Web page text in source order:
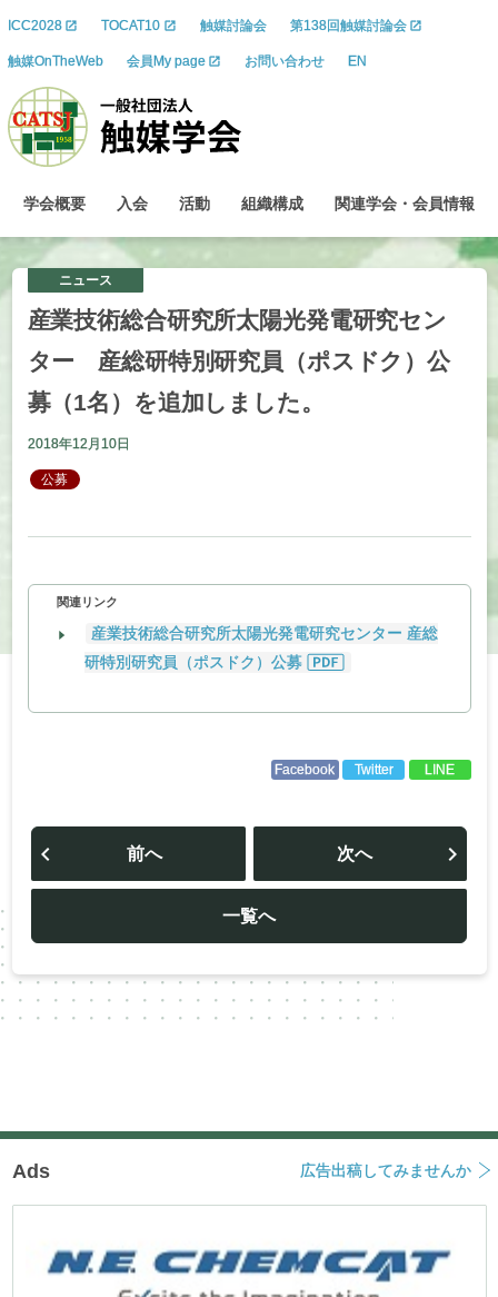
ICC2028 TOCAT10 触媒討論会 第138回触媒討論会
触媒OnTheWeb 会員My page お問い合わせ EN
学会概要 入会 活動 組織構成 関連学会 ・ 会員情報
ニュース
産業技術総合研究所太陽光発電研究セン
ター
産総研特別研究員 （ポスドク）公
募（1名）を追加しました。
2018年12月10日
公募
関連リンク
産業技術総合研究所太陽光発電研究センター 産総
研特別研究員（ポスドク）公募
Facebook Twitter LINE
投
ビ
ー
シ
ョ
前へ
一覧へ
次へ
Ads 広告出稿してみませんか